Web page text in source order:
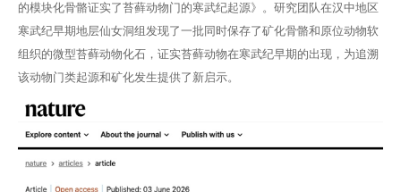
的模块化骨骼证实了苔藓动物门的寒武纪起源》。研究团队在汉中地区
寒武纪早期地层仙女洞组发现了一批同时保存了矿化骨骼和原位动物软
组织的微型苔藓动物化石，证实苔藓动物在寒武纪早期的出现，为追溯
该动物门类起源和矿化发生提供了新启示。